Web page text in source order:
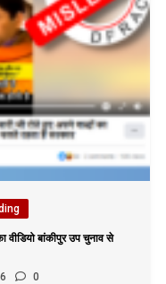
बांकीपुर उप चुनाव से
0